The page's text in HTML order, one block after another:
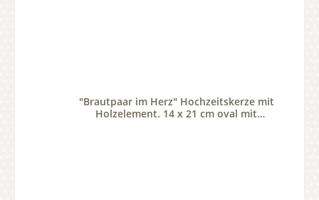
"Brautpaar im Herz" Hochzeitskerze mit
Holzelement. 14 x 21 cm oval mit